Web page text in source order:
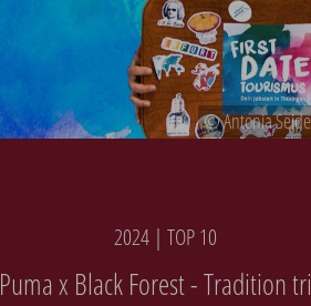
© Antonia
2024 | TOP 10
Puma x Black Forest - Tradition